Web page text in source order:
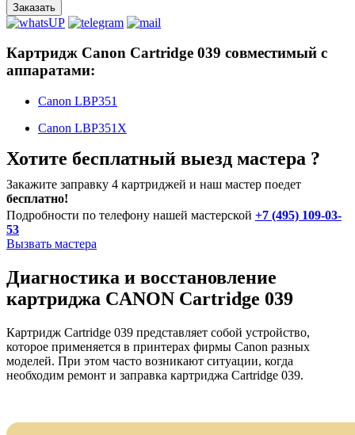
Заказать
Картридж Canon Cartridge 039 совместимый с
аппаратами:
Canon LBP351
Canon LBP351X
Хотите бесплатный выезд мастера ?
Закажите заправку 4 картриджей и наш мастер поедет
бесплатно!
Подробности по телефону нашей мастерской +7 (495) 109-03-
53
Вызвать мастера
Диагностика и восстановление
картриджа CANON Cartridge 039
Картридж Cartridge 039 представляет собой устройство,
которое применяется в принтерах фирмы Canon разных
моделей. При этом часто возникают ситуации, когда
необходим ремонт и заправка картриджа Cartridge 039.